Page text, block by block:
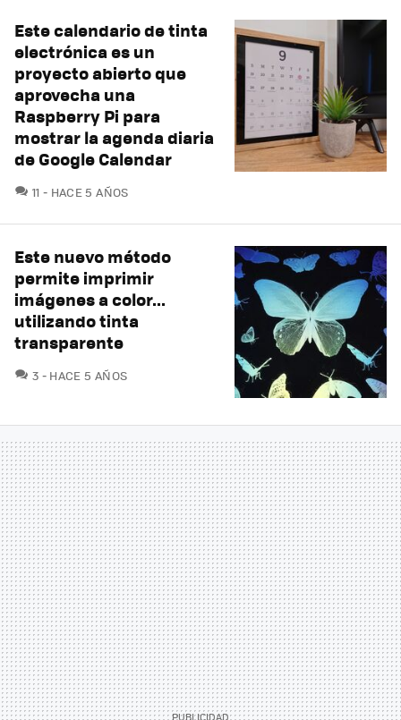
Este calendario de tinta
electrónica es un
proyecto abierto que
aprovecha una
Raspberry Pi para
mostrar la agenda diaria
de Google Calendar
11 COMENTARIOS
HACE 5 AÑOS
Este nuevo método
permite imprimir
imágenes a color...
utilizando tinta
transparente
3 COMENTARIOS
HACE 5 AÑOS